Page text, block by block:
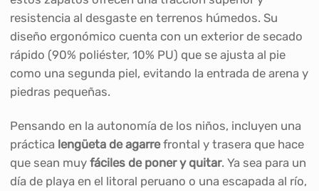
resistencia al desgaste en terrenos húmedos. Su
diseño ergonómico cuenta con un exterior de secado
rápido (90% poliéster, 10% PU) que se ajusta al pie
como una segunda piel, evitando la entrada de arena y
piedras pequeñas.
Pensando en la autonomía de los niños, incluyen una
práctica lengüeta de agarrefrontal y trasera que hace
que sean muy fáciles de poner y quitar. Ya sea para un
día de playa en el litoral peruano o una escapada al río,